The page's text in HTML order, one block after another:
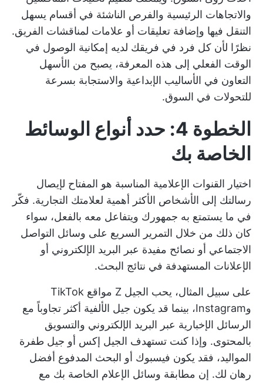
والاتجاهات الرئيسية والفرص الناشئة في أقسام يسهل
التنقل فيها وإضافة تعليقات أو علامات لمناقشات الفريق.
نظرًا لأن كل فرد في فريقك لديه إمكانية الوصول في
الوقت الفعلي إلى هذه المعرفة، يصبح من الأسهل
التعاون في الأساليب الإبداعية والاستجابة بسرعة
للتحولات في السوق.
الخطوة 4: حدد أنواع الوسائط
الخاصة بك
اختيار القنوات الإعلامية المناسبة هو المفتاح لإيصال
رسالتك إلى الأشخاص الأكثر أهمية لعلامتك التجارية. فكّر
في ما يستمتع به جمهورك ويتفاعل معه بالفعل، سواء
كان ذلك من خلال التمرير السريع على وسائل التواصل
الاجتماعي أو نصائح مفيدة عبر البريد الإلكتروني أو
الإعلانات المستهدفة في نتائج البحث.
على سبيل المثال، يحب الجيل Z مواقع TikTok
وInstagram، بينما قد يكون جيل الألفية أكثر تجاوباً مع
الرسائل الإخبارية عبر البريد الإلكتروني والتسويق
بالمحتوى. وإذا كنت تستهدف الجيل إكس أو جيل طفرة
المواليد، فقد يكون فيسبوك أو البحث المدفوع أفضل
رهان لك. إن مطابقة وسائل الإعلام الخاصة بك مع